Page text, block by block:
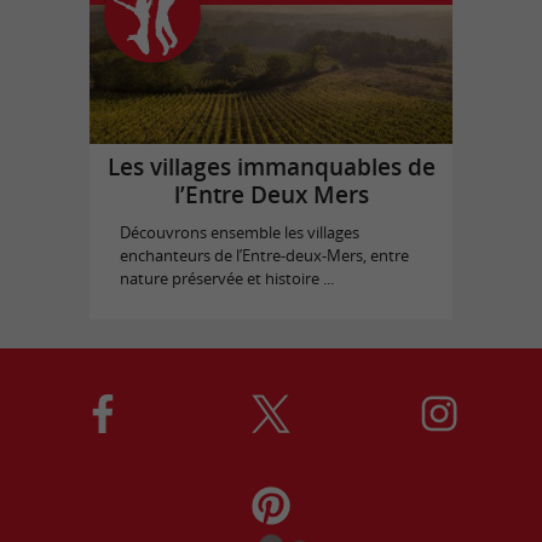
Les villages immanquables de
l’Entre Deux Mers
Découvrons ensemble les villages
enchanteurs de l’Entre-deux-Mers, entre
nature préservée et histoire ...